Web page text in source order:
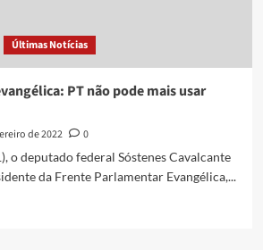
Últimas Notícias
PT não pode mais usar
de 2022
0
o deputado federal Sóstenes Cavalcante
da Frente Parlamentar Evangélica,...